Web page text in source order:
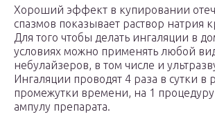
Хороший эффект в купировании
спазмов показывает раствор натрия
Для того чтобы делать ингаляции в
условиях можно применять любой
небулайзеров, в том числе и
Ингаляции проводят 4 раза в сутки в
промежутки времени, на 1 процедуру
ампулу препарата.